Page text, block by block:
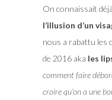
On connaissait déjà
l’illusion d’un
nous a rabattu les
de 2016 aka les
comment faire
croire qu’on a une